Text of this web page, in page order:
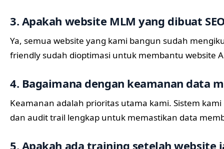
3. Apakah website MLM yang dibuat
Ya, semua website yang kami bangun sudah
friendly sudah dioptimasi untuk membantu website
4. Bagaimana dengan keamanan data
Keamanan adalah prioritas utama kami. Sistem
dan audit trail lengkap untuk memastikan data
5. Apakah ada training setelah website